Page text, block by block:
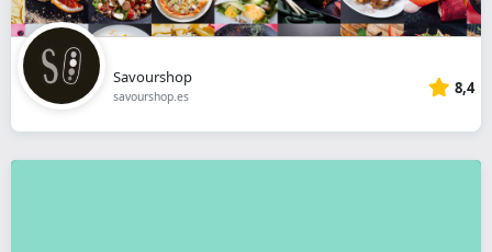
Savourshop
savourshop.es 8,4